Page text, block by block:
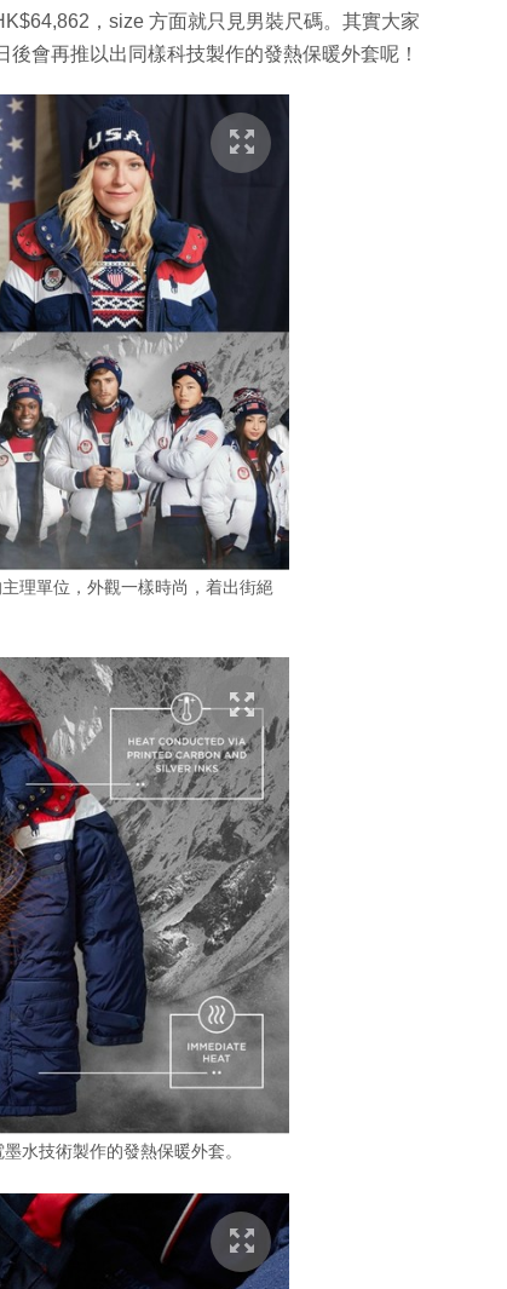
，size 方面就只見男裝尺碼。其實大家
會再推以出同樣科技製作的發熱保暖外套呢！
理單位，外觀一樣時尚，着出街絕
水技術製作的發熱保暖外套。